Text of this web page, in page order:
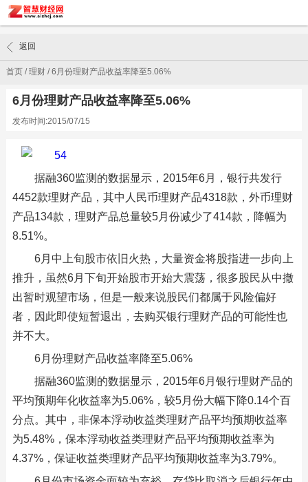
首页/理财/6月份理财产品收益率降至5.06%
返回
6月份理财产品收益率降至5.06%
发布时间:2015/07/15
据融360监测的数据显示，2015年6月，银行共发行
4452款理财产品，其中人民币理财产品4318款，外币理财
产品134款，理财产品总量较5月份减少了414款，降幅为
8.51%。
6月中上旬股市依旧火热，大量资金将股指进一步向上
推升，虽然6月下旬开始股市开始大震荡，很多股民从中撤
出暂时观望市场，但是一般来说股民们都属于风险偏好
者，因此即使短暂退出，去购买银行理财产品的可能性也
并不大。
6月份理财产品收益率降至5.06%
据融360监测的数据显示，2015年6月银行理财产品的
平均预期年化收益率为5.06%，较5月份大幅下降0.14个百
分点。其中，非保本浮动收益类理财产品平均预期收益率
为5.48%，保本浮动收益类理财产品平均预期收益率为
4.37%，保证收益类理财产品平均预期收益率为3.79%。